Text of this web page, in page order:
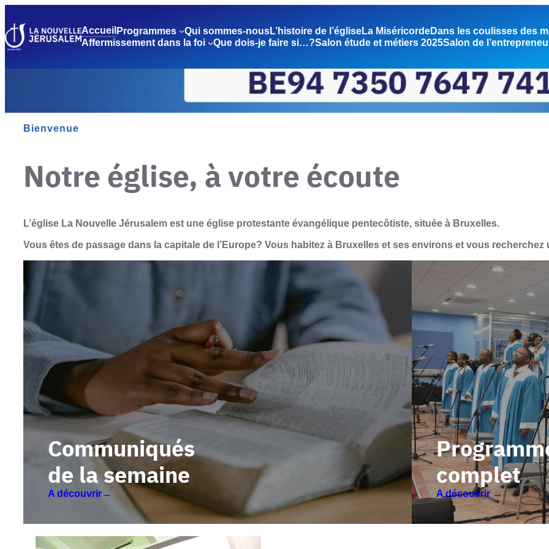
Accueil Programmes Qui sommes-nousL’histoire de l’égliseLa MiséricordeDans les coulisses des
Affermissement dans la foi
Que dois-je faire si…?Salon étude et métiers 2025Salon de
Bienvenue
Notre église, à votre écoute
L’église La Nouvelle Jérusalem est une église protestante évangélique pentecôtiste, située à Bruxelles.
Vous êtes de passage dans la capitale de l’Europe? Vous habitez à Bruxelles et ses environs et vous
Communiqués
de la semaine
A découvrir→
complet
A découvrir →